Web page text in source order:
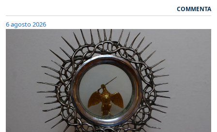
COMMENTA
6 agosto 2026